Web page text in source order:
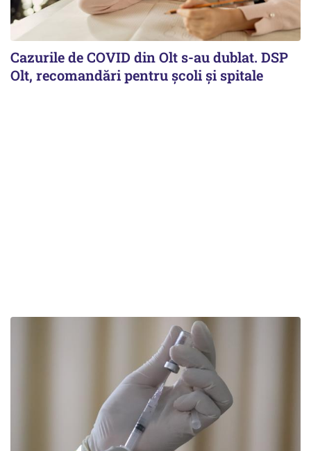
Cazurile de COVID din Olt s-au dublat. DSP
Olt, recomandări pentru școli și spitale